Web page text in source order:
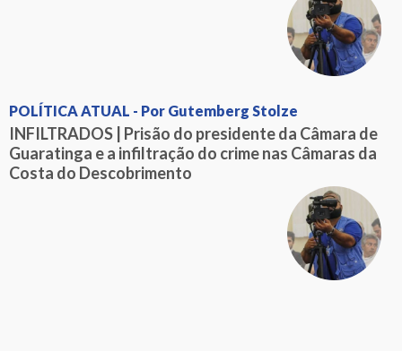
POLÍTICA ATUAL - Por Gutemberg Stolze
INFILTRADOS | Prisão do presidente da Câmara de
Guaratinga e a infiltração do crime nas Câmaras da
Costa do Descobrimento